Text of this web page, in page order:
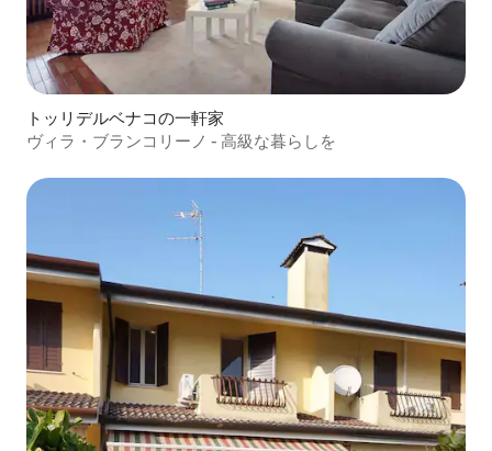
トッリデルベナコの一軒家
ヴィラ・ブランコリーノ - 高級な暮らしを